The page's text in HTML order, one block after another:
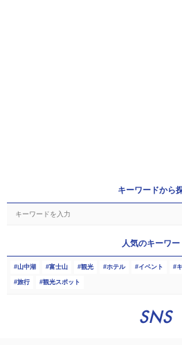
キーワードから
人気のキーワー
山中湖 富士山 観光 ホテル イベント
旅行 観光スポット
SNS